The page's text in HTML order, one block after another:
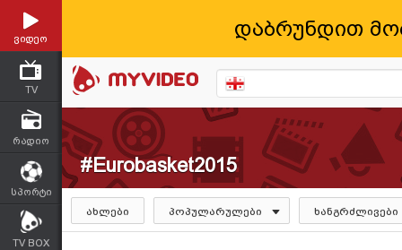
დაბრუნდით
ვიდეო
TV
რადიო
სპორტი
TV BOX
#Eurobasket2015
ახლები პოპულარულები ხანგრძლივები